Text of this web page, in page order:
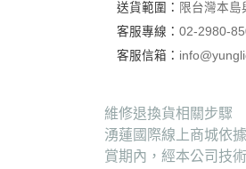
送貨範圍： 限台灣本島
客服專線： 02-2980-
客服信箱：
維修退換貨相關步驟
湧蓮國際線上商城依
賞期內，經本公司技